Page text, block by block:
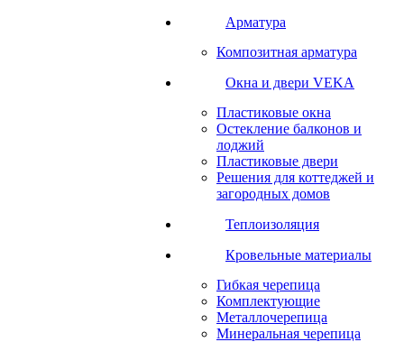
Арматура
Композитная арматура
Окна и двери VEKA
Пластиковые окна
Остекление балконов и
лоджий
Пластиковые двери
Решения для коттеджей и
загородных домов
Теплоизоляция
Кровельные материалы
Гибкая черепица
Комплектующие
Металлочерепица
Минеральная черепица